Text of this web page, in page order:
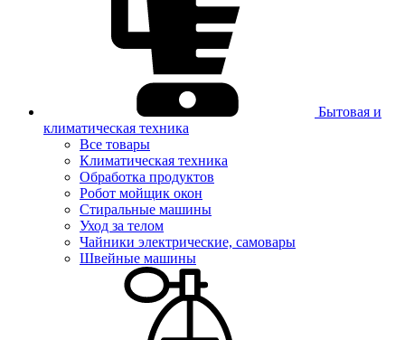
Бытовая и
климатическая техника
Все товары
Климатическая техника
Обработка продуктов
Робот мойщик окон
Стиральные машины
Уход за телом
Чайники электрические, самовары
Швейные машины